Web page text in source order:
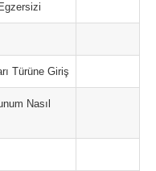
Türüne Giriş
Nasıl